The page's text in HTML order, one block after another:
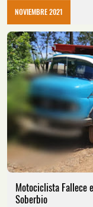
NOVIEMBRE 2021
Motociclista Fallece
Soberbio